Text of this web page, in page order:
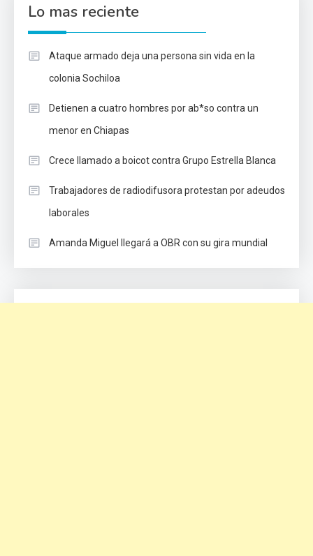
Lo mas reciente
Ataque armado deja una persona sin vida en la
colonia Sochiloa
Detienen a cuatro hombres por ab*so contra un
menor en Chiapas
Crece llamado a boicot contra Grupo Estrella Blanca
Trabajadores de radiodifusora protestan por adeudos
laborales
Amanda Miguel llegará a OBR con su gira mundial